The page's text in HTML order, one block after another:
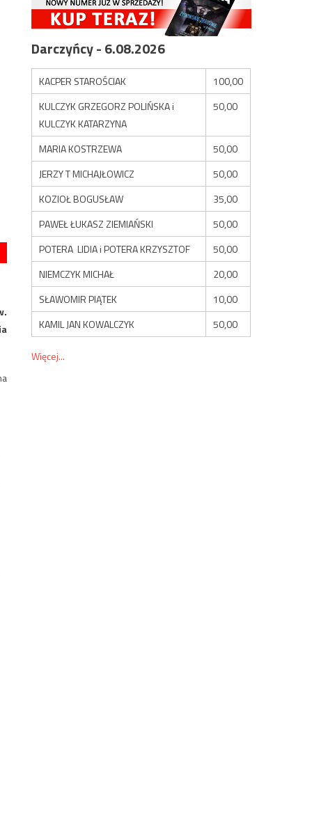
Darczyńcy - 6.08.2026
KACPER STAROŚCIAK
100,00
KULCZYK GRZEGORZ POLIŃSKA i
KULCZYK KATARZYNA
50,00
MARIA KOSTRZEWA
50,00
JERZY T MICHAJŁOWICZ
50,00
KOZIOŁ BOGUSŁAW
35,00
PAWEŁ ŁUKASZ ZIEMIAŃSKI
50,00
POTERA LIDIA i POTERA KRZYSZTOF
50,00
NIEMCZYK MICHAŁ
20,00
SŁAWOMIR PIĄTEK
10,00
KAMIL JAN KOWALCZYK
50,00
Więcej...